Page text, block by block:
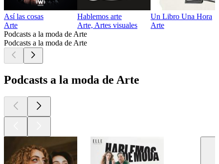
Así las cosas
Arte
Hablemos arte
Arte, Artes visuales
Un Libro Una Hora
Arte
Podcasts a la moda de Arte
Podcasts a la moda de Arte
Podcasts a la moda de Arte